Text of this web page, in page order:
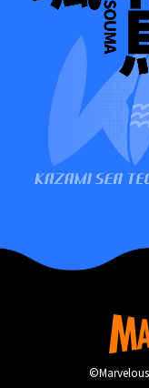
©Marvelous